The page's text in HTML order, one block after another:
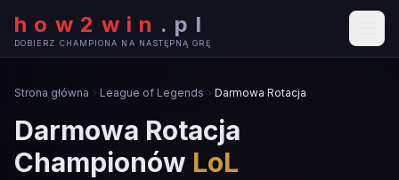
how2win . pl
DOBIERZ CHAMPIONA NA NASTĘPNĄ GRĘ
Strona główna League of Legends Darmowa Rotacja
Darmowa Rotacja
Championów LoL